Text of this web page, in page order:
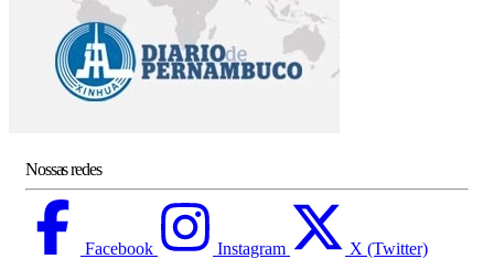
Nossas redes
Facebook Instagram X (Twitter)